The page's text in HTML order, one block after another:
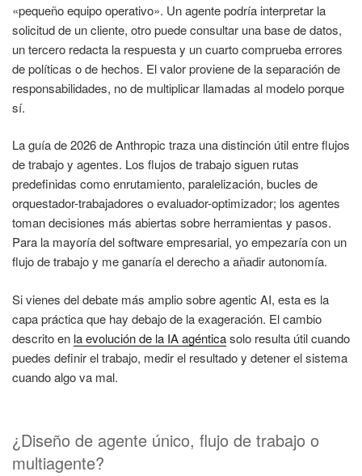
«pequeño equipo operativo». Un agente podría interpretar la
solicitud de un cliente, otro puede consultar una base de datos,
un tercero redacta la respuesta y un cuarto comprueba errores
de políticas o de hechos. El valor proviene de la separación de
responsabilidades, no de multiplicar llamadas al modelo porque
sí.
La guía de 2026 de Anthropic traza una distinción útil entre flujos
de trabajo y agentes. Los flujos de trabajo siguen rutas
predefinidas como enrutamiento, paralelización, bucles de
orquestador-trabajadores o evaluador-optimizador; los agentes
toman decisiones más abiertas sobre herramientas y pasos.
Para la mayoría del software empresarial, yo empezaría con un
flujo de trabajo y me ganaría el derecho a añadir autonomía.
Si vienes del debate más amplio sobre agentic AI, esta es la
capa práctica que hay debajo de la exageración. El cambio
descrito en la evolución de la IA agénticasolo resulta útil cuando
puedes definir el trabajo, medir el resultado y detener el sistema
cuando algo va mal.
¿Diseño de agente único, flujo de trabajo o
multiagente?